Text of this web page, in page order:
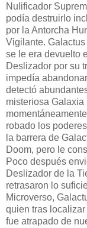
Nulificador
podía destruirlo
por la Antorcha
Vigilante.
se le era devuelto
Deslizador por su
impedía
detectó
misteriosa
robado los
la barrera de
Doom, pero le
Poco después
Deslizador de la
retrasaron lo
Microverso,
quien tras
fue atrapado de